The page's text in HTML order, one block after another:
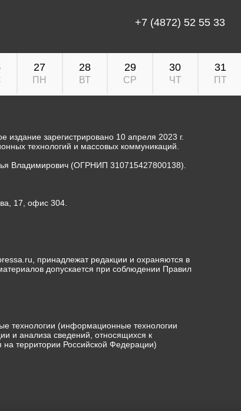
+7 (4872) 52 55 33
27
ПН
28
ВТ
29
СР
30
ЧТ
31
ПТ
зарегистрировано 10 апреля 2023 г.
технологий и массовых коммуникаций.
Владимирович (ОГРНИП 310715427800138).
17, офис 304.
принадлежат редакции и охраняются в
допускается при соблюдении Правил
технологии (информационные технологии
и анализа сведений, относящихся к
территории Российской Федерации)